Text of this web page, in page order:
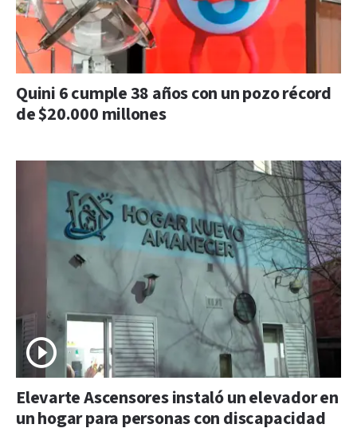
Quini 6 cumple 38 años con un pozo récord
de $20.000 millones
Elevarte Ascensores instaló un elevador en
un hogar para personas con discapacidad